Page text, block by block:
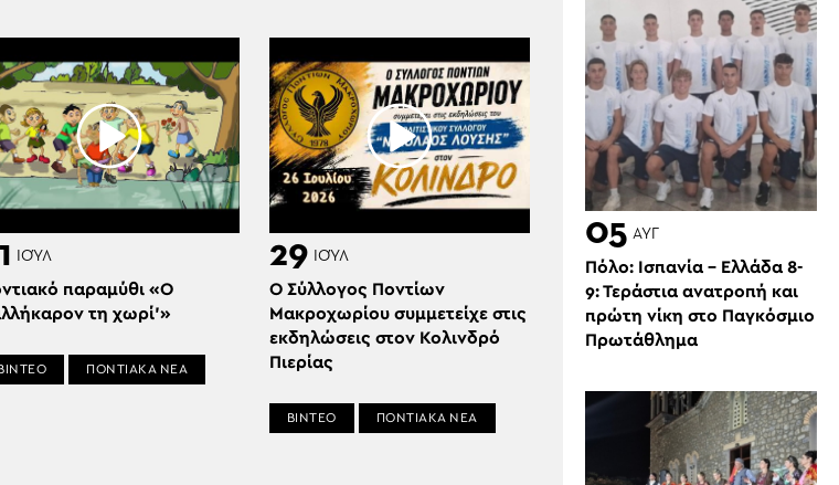
ΙΟΎΛ
παραμύθι «Ο
τη χωρί’»
ΠΟΝΤΙΑΚΑ ΝΕΑ
29 ΙΟΎΛ
Ο Σύλλογος Ποντίων
Μακροχωρίου συμμετείχε στις
εκδηλώσεις στον Κολινδρό
Πιερίας
ΒΙΝΤΕΟ ΠΟΝΤΙΑΚΑ ΝΕΑ
05 ΑΥΓ
Πόλο: Ισπανία – Ελλάδα 8-
9: Τεράστια ανατροπή και
πρώτη νίκη στο Παγκόσμιο
Πρωτάθλημα